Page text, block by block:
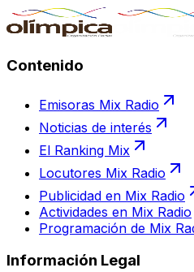
Contenido
Emisoras Mix Radio
Noticias de interés
El Ranking Mix
Locutores Mix Radio
Publicidad en Mix Radio
Actividades en Mix Radio
Programación de Mix
Información Legal